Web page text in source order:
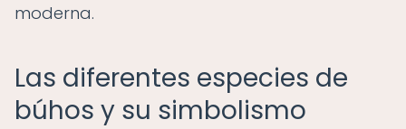
moderna.
Las diferentes especies de
búhos y su simbolismo